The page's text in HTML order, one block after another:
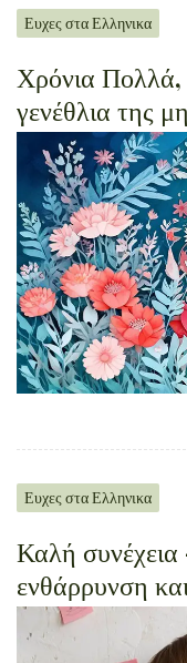
Ευχες στα Ελληνικα
Χρόνια Πολλά,
γενέθλια της
Ευχες στα Ελληνικα
Καλή
ενθάρρυνση